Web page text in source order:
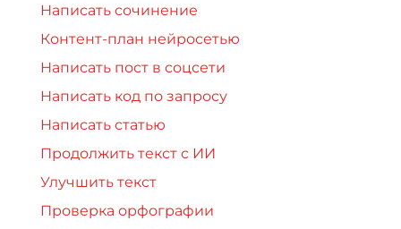
Написать сочинение
Контент-план нейросетью
Написать пост в соцсети
Написать код по запросу
Написать статью
Продолжить текст с ИИ
Улучшить текст
Проверка орфографии